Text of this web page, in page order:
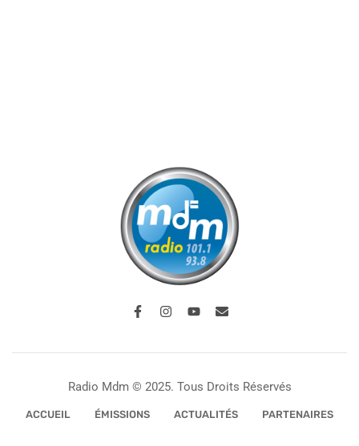
Radio Mdm © 2025. Tous Droits Réservés
ACCUEIL ÉMISSIONS ACTUALITÉS PARTENAIRES